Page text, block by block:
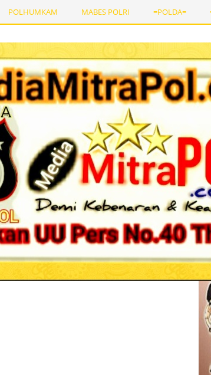
POLHUMKAM MABES POLRI =POLDA=